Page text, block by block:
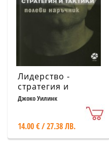
Лидерство -
стратегия и
тактика. Полеви
Джоко Уилинк
14.00 € / 27.38 ЛВ.